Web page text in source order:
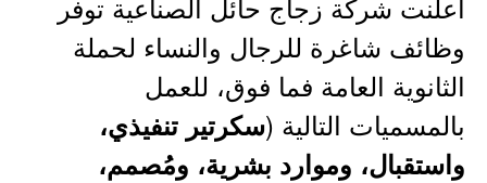
وظائف شاغرة للرجال والنساء لحملة
الثانوية العامة فما فوق، للعمل
بالمسميات التالية (سكرتير تنفيذي،
واستقبال، وموارد بشرية، ومُصمم،